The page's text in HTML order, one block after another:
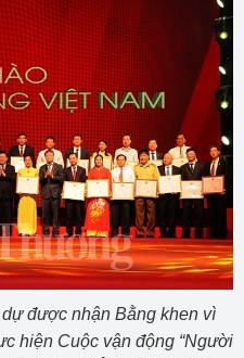
được nhận Bằng khen vì
hiện Cuộc vận động “Người